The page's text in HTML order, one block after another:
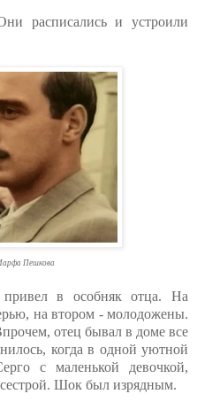
расписались и устроили
Пешкова
в особняк отца. На
на втором - молодожены.
отец бывал в доме все
когда в одной уютной
с маленькой девочкой,
сестрой. Шок был изрядным.